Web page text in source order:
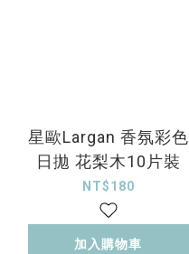
星歐Largan 香氛彩色
日拋 花梨木10片裝
NT$180
加入購物車